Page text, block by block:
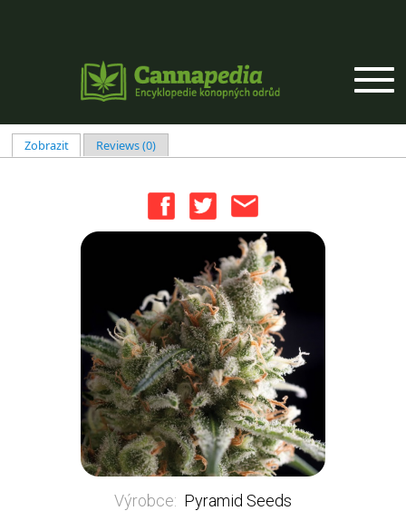
Hlavní záložky
Zobrazit(aktivní záložka)
Reviews (0)
Výrobce: Pyramid Seeds